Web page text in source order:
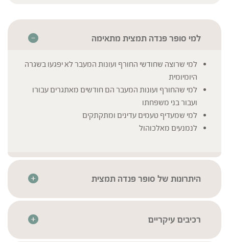
למי סופר פנדה תמצית מתאימה
למי שרוצה שחודשי החורף ועונות המעבר לא יפגעו בשגרה
היומיומית
למי שהחורף ועונות המעבר הם חודשים מאתגרים עבורו
ועבור בני משפחתו
למי שמעדיף טעמים עדינים ומתקתקים
לנמנעים מאלכוהול
היתרונות של סופר פנדה תמצית
צמחים, שכוללת בישול בטמפרטורה מבוקרת של כל רכיבי
רכיבים עיקריים